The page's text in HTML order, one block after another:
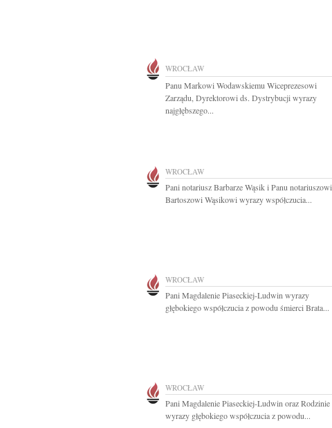
WROCŁAW
Panu Markowi Wodawskiemu Wiceprezesowi
Zarządu, Dyrektorowi ds. Dystrybucji wyrazy
najgłębszego...
WROCŁAW
Pani notariusz Barbarze Wąsik i Panu notariuszowi
Bartoszowi Wąsikowi wyrazy współczucia...
WROCŁAW
Pani Magdalenie Piaseckiej-Ludwin wyrazy
głębokiego współczucia z powodu śmierci Brata...
WROCŁAW
Pani Magdalenie Piaseckiej-Ludwin oraz Rodzinie
wyrazy głębokiego współczucia z powodu...